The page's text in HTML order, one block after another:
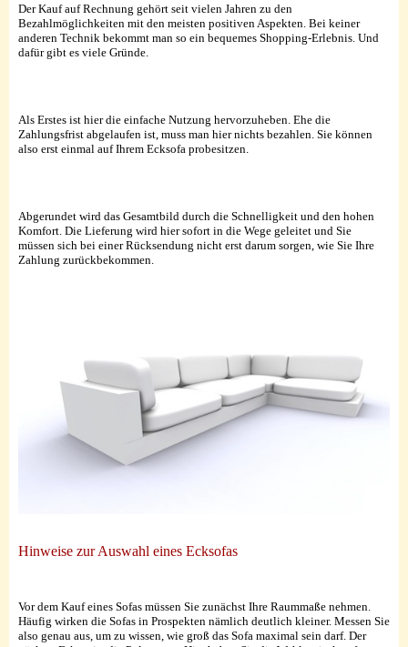
Der Kauf auf Rechnung gehört seit vielen Jahren zu den
Bezahlmöglichkeiten mit den meisten positiven Aspekten. Bei keiner
anderen Technik bekommt man so ein bequemes Shopping-Erlebnis. Und
dafür gibt es viele Gründe.
Als Erstes ist hier die einfache Nutzung hervorzuheben. Ehe die
Zahlungsfrist abgelaufen ist, muss man hier nichts bezahlen. Sie können
also erst einmal auf Ihrem Ecksofa probesitzen.
Abgerundet wird das Gesamtbild durch die Schnelligkeit und den hohen
Komfort. Die Lieferung wird hier sofort in die Wege geleitet und Sie
müssen sich bei einer Rücksendung nicht erst darum sorgen, wie Sie Ihre
Zahlung zurückbekommen.
Hinweise zur Auswahl eines Ecksofas
Vor dem Kauf eines Sofas müssen Sie zunächst Ihre Raummaße nehmen.
Häufig wirken die Sofas in Prospekten nämlich deutlich kleiner. Messen Sie
also genau aus, um zu wissen, wie groß das Sofa maximal sein darf. Der